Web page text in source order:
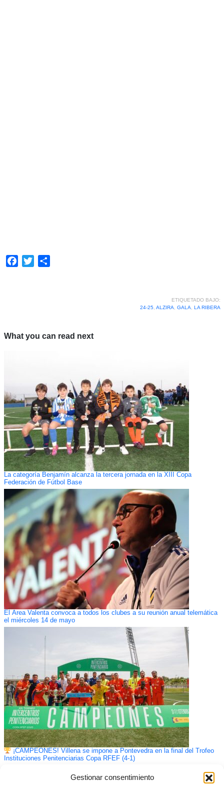
Gestionar consentimiento
Facebook
Twitter
ETIQUETADO BAJO:
24-25, ALZIRA GALA LA RIBERA
What you can read next
La categoría Benjamín alcanza la tercera jornada en la XIII Copa
Federación de Fútbol Base
El Área Valenta convoca a todos los clubes a su reunión anual telemática
el miércoles 14 de mayo
¡CAMPEONES! Villena se impone a Pontevedra en la final del Trofeo
Instituciones Penitenciarias Copa RFEF (4-1)